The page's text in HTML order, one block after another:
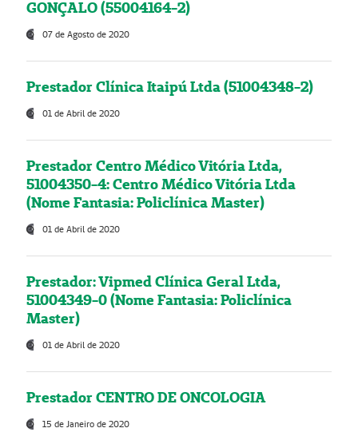
GONÇALO (55004164-2)
07 de Agosto de 2020
Prestador Clínica Itaipú Ltda (51004348-2)
01 de Abril de 2020
Prestador Centro Médico Vitória Ltda,
51004350-4: Centro Médico Vitória Ltda
(Nome Fantasia: Policlínica Master)
01 de Abril de 2020
Prestador: Vipmed Clínica Geral Ltda,
51004349-0 (Nome Fantasia: Policlínica
Master)
01 de Abril de 2020
Prestador CENTRO DE ONCOLOGIA
15 de Janeiro de 2020